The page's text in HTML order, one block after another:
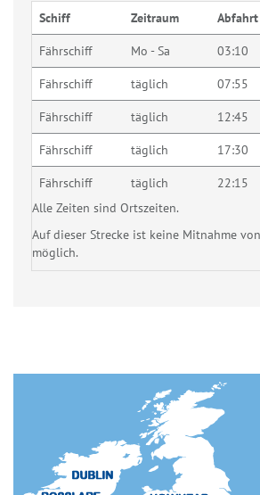
Schiff Zeitraum Abfahrt
Fährschiff Mo - Sa 03:10
Fährschiff täglich 07:55
Fährschiff täglich 12:45
Fährschiff täglich 17:30
Fährschiff täglich 22:15
Alle Zeiten sind Ortszeiten.
Auf dieser Strecke ist keine Mitnahme
möglich.